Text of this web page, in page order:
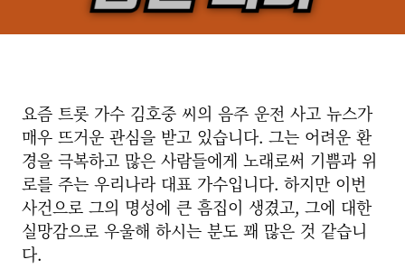
요즘 트롯 가수 김호중 씨의 음주 운전 사고 뉴스가
매우 뜨거운 관심을 받고 있습니다. 그는 어려운 환
경을 극복하고 많은 사람들에게 노래로써 기쁨과 위
로를 주는 우리나라 대표 가수입니다. 하지만 이번
사건으로 그의 명성에 큰 흠집이 생겼고, 그에 대한
실망감으로 우울해 하시는 분도 꽤 많은 것 같습니
다.